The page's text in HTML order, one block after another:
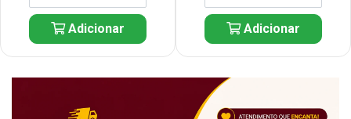
Adicionar Adicionar